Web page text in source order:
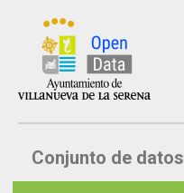
Inicio
Datos
Conjunto de datos